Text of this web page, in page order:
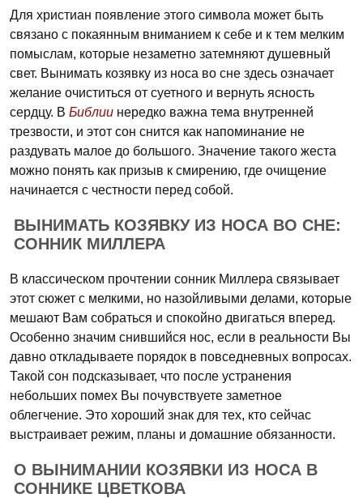
Для христиан появление этого символа может быть
связано с покаянным вниманием к себе и к тем мелким
помыслам, которые незаметно затемняют душевный
свет. Вынимать козявку из носа во сне здесь означает
желание очиститься от суетного и вернуть ясность
сердцу. В Библии нередко важна тема внутренней
трезвости, и этот сон снится как напоминание не
раздувать малое до большого. Значение такого жеста
можно понять как призыв к смирению, где очищение
начинается с честности перед собой.
ВЫНИМАТЬ КОЗЯВКУ ИЗ НОСА ВО СНЕ:
СОННИК МИЛЛЕРА
В классическом прочтении сонник Миллера связывает
этот сюжет с мелкими, но назойливыми делами, которые
мешают Вам собраться и спокойно двигаться вперед.
Особенно значим снившийся нос, если в реальности Вы
давно откладываете порядок в повседневных вопросах.
Такой сон подсказывает, что после устранения
небольших помех Вы почувствуете заметное
облегчение. Это хороший знак для тех, кто сейчас
выстраивает режим, планы и домашние обязанности.
О ВЫНИМАНИИ КОЗЯВКИ ИЗ НОСА В
СОННИКЕ ЦВЕТКОВА